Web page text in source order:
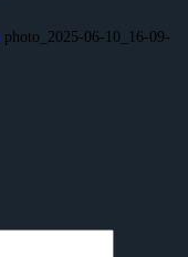
photo_2025-06-10_16-09-